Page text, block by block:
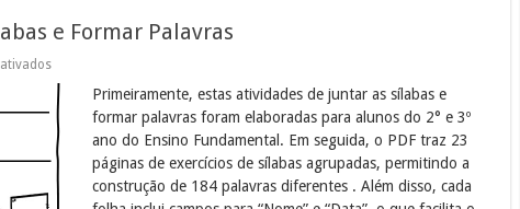
e Formar Palavras
em
de
Juntar
as
Sílabas
e
Formar
Palavras
Primeiramente, estas atividades de juntar as sílabas e
formar palavras foram elaboradas para alunos do 2° e 3º
ano do Ensino Fundamental. Em seguida, o PDF traz 23
páginas de exercícios de sílabas agrupadas, permitindo a
construção de 184 palavras diferentes . Além disso, cada